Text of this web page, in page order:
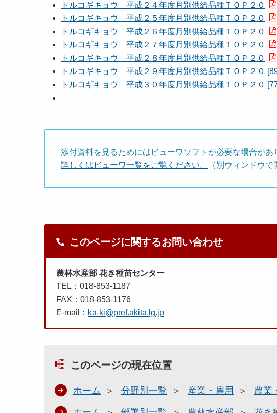
トルコギキョウ 平成２４年度月別供給品種ＴＯＰ２０
トルコギキョウ 平成２５年度月別供給品種ＴＯＰ２０
トルコギキョウ 平成２６年度月別供給品種ＴＯＰ２０
トルコギキョウ 平成２７年度月別供給品種ＴＯＰ２０
トルコギキョウ 平成２８年度月別供給品種ＴＯＰ２０
トルコギキョウ 平成２９年度月別供給品種ＴＯＰ２０
トルコギキョウ 平成３０年度月別供給品種ＴＯＰ２０
添付資料を見るためにはビューワソフトが必要な場合があ
詳しくはビューワ一覧をご覧ください。
（別ウィンドウで
このページに関するお問い合わせ
農林水産部 花き種苗センター
TEL：018-853-1187
FAX：018-853-1176
E-mail： ka-ki@pref.akita.lg.jp
このページの現在位置
ホーム 分野別一覧 産業・雇用 農業